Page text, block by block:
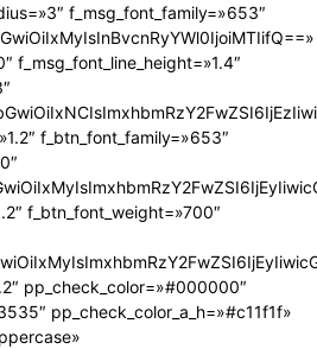
f_msg_font_family=»653″
f_msg_font_line_height=»1.4″
f_btn_font_family=»653″
f_btn_font_weight=»700″
pp_check_color=»#000000″
pp_check_color_a_h=»#c11f1f»